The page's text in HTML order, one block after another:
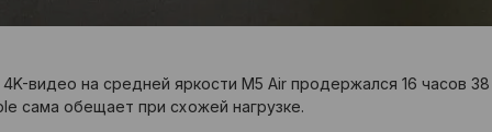
видео на средней яркости M5 Air продержался 16 часов
сама обещает при схожей нагрузке.